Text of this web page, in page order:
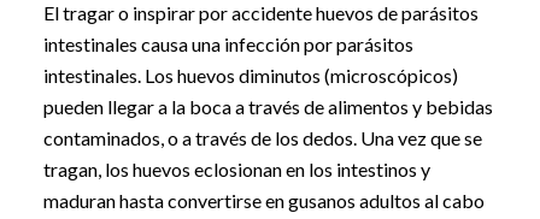
El tragar o inspirar por accidente huevos de parásitos
intestinales causa una infección por parásitos
intestinales. Los huevos diminutos (microscópicos)
pueden llegar a la boca a través de alimentos y bebidas
contaminados, o a través de los dedos. Una vez que se
tragan, los huevos eclosionan en los intestinos y
maduran hasta convertirse en gusanos adultos al cabo